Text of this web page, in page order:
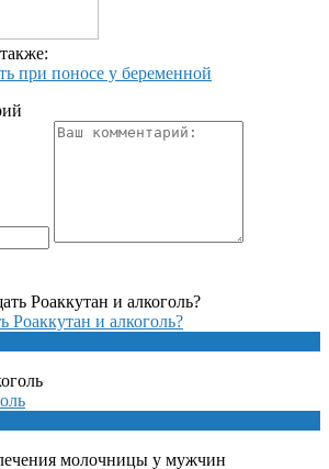
при поносе у беременной
и алкоголь?